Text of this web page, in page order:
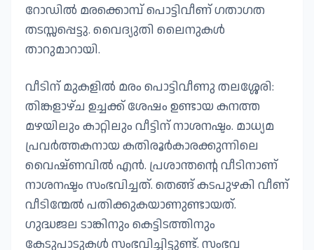
റോഡിൽ മരക്കൊമ്പ് പൊട്ടിവീണ് ഗതാഗത
തടസ്സപ്പെട്ടു. വൈദ്യുതി ലൈനുകൾ
താറുമാറായി.
വീടിന് മുകളിൽ മരം പൊട്ടിവീണു തലശ്ശേരി:
തിങ്കളാഴ്ച ഉച്ചക്ക് ശേഷം ഉണ്ടായ കനത്ത
മഴയിലും കാറ്റിലും വീട്ടിന് നാശനഷ്ട‌ം. മാധ്യമ
പ്രവർത്തകനായ കതിരൂർകാരക്കുന്നിലെ
വൈഷ്ണവിൽ എൻ. പ്രശാന്തന്റെ വീടിനാണ്
നാശനഷ്ടം സംഭവിച്ചത്. തെങ്ങ് കടപുഴകി വീണ്
വീടിന്മേൽ പതിക്കുകയാണുണ്ടായത്.
ഗുദ്ധജല ടാങ്കിനും കെട്ടിടത്തിനും
കേടുപാടുകൾ സംഭവിച്ചിട്ടുണ്ട്. സംഭവ